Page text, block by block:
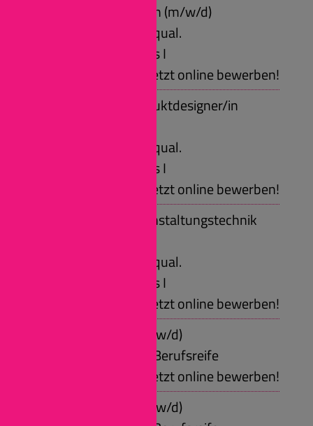
Fachinformatiker/in (m/w/d)
Voraussetzungen: qual.
Sekundarabschluss I
Jetzt online bewerben!
Technische(r) Produktdesigner/in
Voraussetzungen: qual.
Sekundarabschluss I
Jetzt online bewerben!
Fachkraft für Veranstaltungstechnik
Voraussetzungen: qual.
Sekundarabschluss I
Jetzt online bewerben!
Elektroniker/in (m/w/d)
Voraussetzungen: Berufsreife
Jetzt online bewerben!
Metallbauer/in (m/w/d)